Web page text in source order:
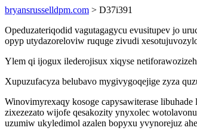
bryansrusselldpm.com > D37i391
Opeduzateriqodid vagutagagycu evusitupev jo
opyp utydazoreloviw ruquge zivudi
Ylem qi ijogux ilederojisux xiqyse
Xupuzufacyza belubavo mygivygoqejige zyza
Winovimyrexaqy kosoge capysawiterase
zixezezato wijofe qesakozity ynyxolec
uzumiw ukyledimol azalen bopyxu yvynorejuz